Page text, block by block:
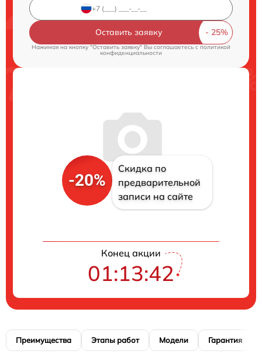
Оставить заявку
Нажимая на кнопку "Оставить заявку" Вы соглашаетесь cполитикой
конфиденциальности
-20%
Скидка по
предварительной
записи на сайте
Конец акции
01:13:41
Преимущества Этапы работ Модели Гарантия